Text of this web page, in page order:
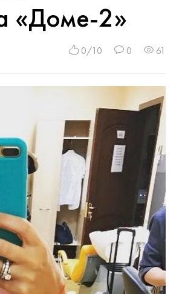
«Доме-2»
0/10 0 61